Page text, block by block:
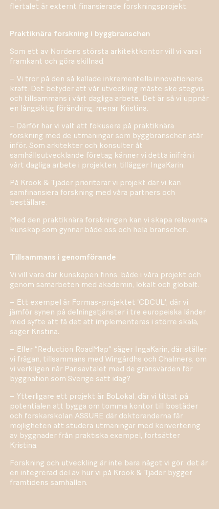
flertalet är externt finansierade forskningsprojekt.
Praktiknära forskning i byggbranschen
Som ett av Nordens största arkitektkontor vill vi vara i
framkant och göra skillnad.
– Vi tror på den så kallade inkrementella innovationens
kraft. Det betyder att vår utveckling måste ske stegvis
och tillsammans i vårt dagliga arbete. Det är så vi uppnår
en långsiktig förändring, menar Kristina.
– Därför har vi valt att fokusera på praktiknära
forskning med de utmaningar som byggbranschen står
inför. Som arkitekter och konsulter åt
samhällsutvecklande företag känner vi detta inifrån i
vårt dagliga arbete i projekten, tillägger IngaKarin.
På Krook & Tjäder prioriterar vi projekt där vi kan
samfinansiera forskning med våra partners och
beställare.
Med den praktiknära forskningen kan vi skapa relevanta
kunskap som gynnar både oss och hela branschen.
Tillsammans i genomförande
Vi vill vara där kunskapen finns, både i våra projekt och
genom samarbeten med akademin, lokalt och globalt.
– Ett exempel är Formas-projektet 'CDCUL', där vi
jämför synen på delningstjänster i tre europeiska länder
med syfte att få det att implementeras i större skala,
säger Kristina.
– Eller ”Reduction RoadMap” säger IngaKarin, där ställer
vi frågan, tillsammans med Wingårdhs och Chalmers, om
vi verkligen når Parisavtalet med de gränsvärden för
byggnation som Sverige satt idag?
– Ytterligare ett projekt är BoLokal, där vi tittat på
potentialen att bygga om tomma kontor till bostäder
och forskarskolan ASSURE där doktoranderna får
möjligheten att studera utmaningar med konvertering
av byggnader från praktiska exempel, fortsätter
Kristina.
Forskning och utveckling är inte bara något vi gör, det är
en integrerad del av hur vi på Krook & Tjäder bygger
framtidens samhällen.